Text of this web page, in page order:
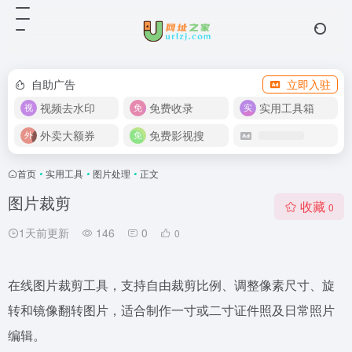
自助广告
立即入驻
视频去水印
免费收录
实用工具箱
外卖大额券
免费影视搜
首页 • 实用工具 • 图片处理 • 正文
图片裁剪
1天前更新 146 0 0
收藏 0
在线图片裁剪工具，支持自由裁剪比例、调整像素尺寸、旋
转和镜像翻转图片，适合制作一寸或二寸证件照及日常照片
编辑。